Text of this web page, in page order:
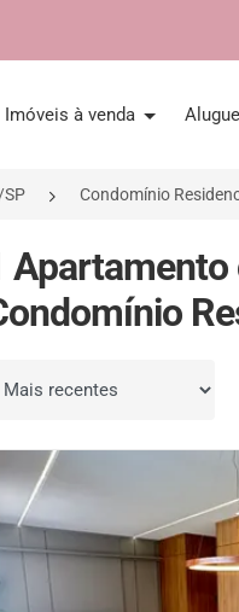
Imóveis à venda Aluguel
Condomínio
por